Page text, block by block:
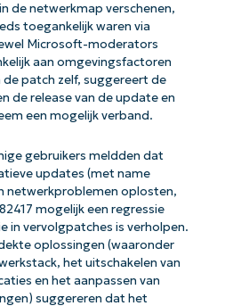
de netwerkmap verschenen,
toegankelijk waren via
Microsoft-moderators
aan omgevingsfactoren
patch zelf, suggereert de
de release van de update en
een ​​mogelijk verband.
gebruikers meldden dat
updates (met name
netwerkproblemen oplosten,
mogelijk een regressie
in vervolgpatches is verholpen.
oplossingen (waaronder
het uitschakelen van
en het aanpassen van
suggereren dat het